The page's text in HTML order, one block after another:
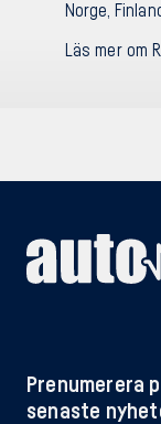
Norge,
Läs mer om
Prenumerera
senaste